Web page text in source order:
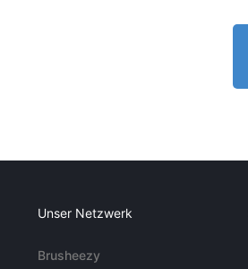
Unser Netzwerk
Brusheezy